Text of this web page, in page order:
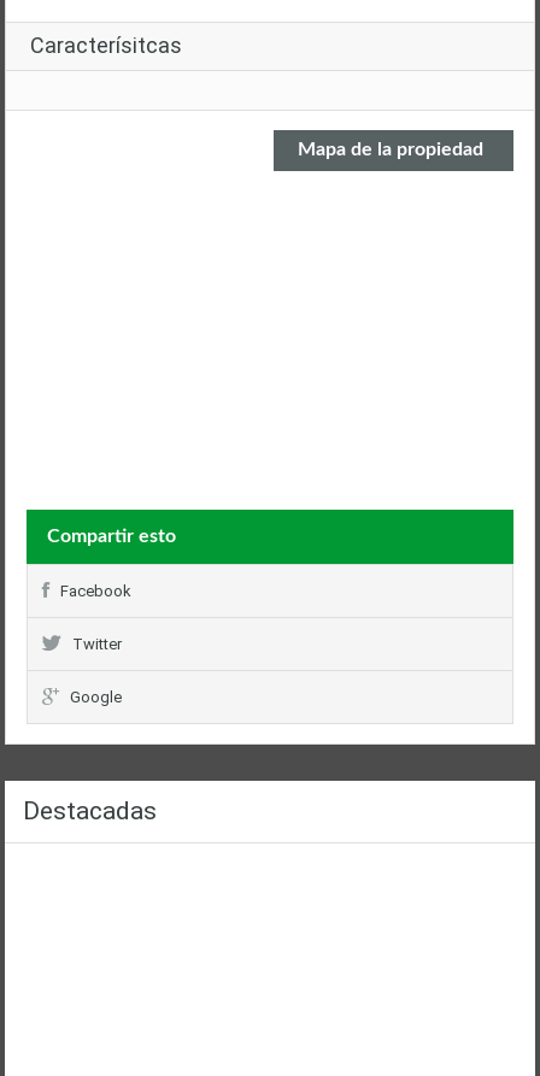
Caracterísitcas
Mapa de la propiedad
Compartir esto
Facebook
Twitter
Google
Destacadas